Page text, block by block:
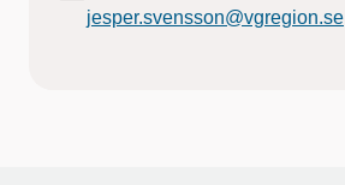
jesper.svensson@vgregion.se